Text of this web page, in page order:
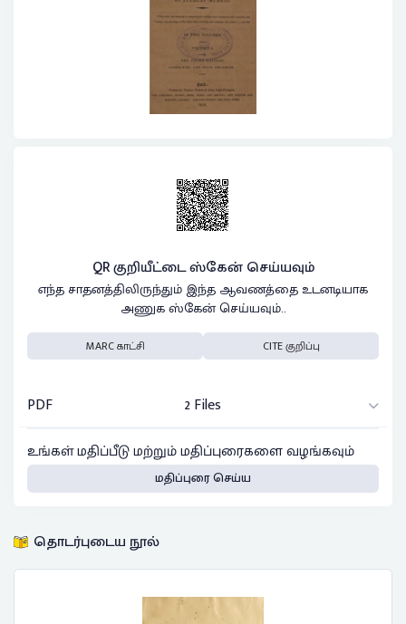
QR குறியீட்டை ஸ்கேன் செய்யவும்
எந்த சாதனத்திலிருந்தும் இந்த ஆவணத்தை உடனடியாக
அணுக ஸ்கேன் செய்யவும்..
MARC காட்சி CITE குறிப்பு
PDF
2 Files
உங்கள் மதிப்பீடு மற்றும் மதிப்புரைகளை வழங்கவும்
மதிப்புரை செய்ய
தொடர்புடைய நூல்